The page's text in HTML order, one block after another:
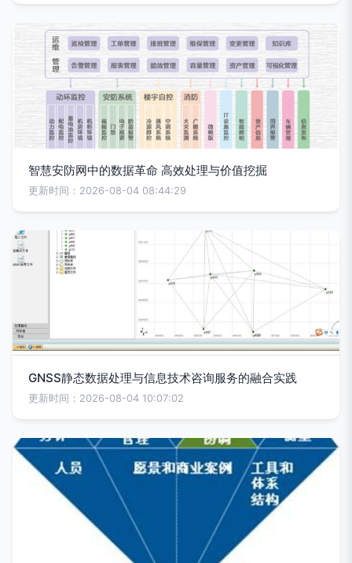
智慧安防网中的数据革命 高效处理与价值挖掘
更新时间：2026-08-04 08:44:29
GNSS静态数据处理与信息技术咨询服务的融合实践
更新时间：2026-08-04 10:07:02